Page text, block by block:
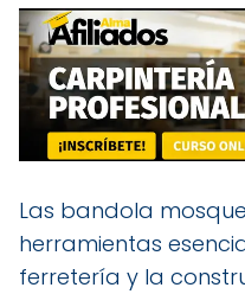
Las bandola
herramientas
ferretería y la